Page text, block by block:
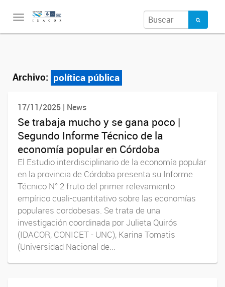
Toggle
Archivo: política pública
17/11/2025 | News
Se trabaja mucho y se gana poco |
Segundo Informe Técnico de la
economía popular en Córdoba
El Estudio interdisciplinario de la economía popular
en la provincia de Córdoba presenta su Informe
Técnico N° 2 fruto del primer relevamiento
empírico cuali-cuantitativo sobre las economías
populares cordobesas. Se trata de una
investigación coordinada por Julieta Quirós
(IDACOR, CONICET - UNC), Karina Tomatis
(Universidad Nacional de...